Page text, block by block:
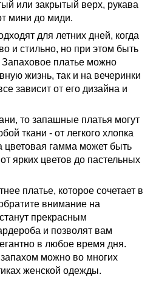
или закрытый верх, рукава
мини до миди.
для летних дней, когда
и стильно, но при этом быть
платье можно
жизнь, так и на вечеринки
зависит от его дизайна и
то запашные платья могут
ткани - от легкого хлопка
цветовая гамма может быть
ярких цветов до пастельных
платье, которое сочетает в
внимание на
прекрасным
и позволят вам
в любое время дня.
запахом можно во многих
женской одежды.